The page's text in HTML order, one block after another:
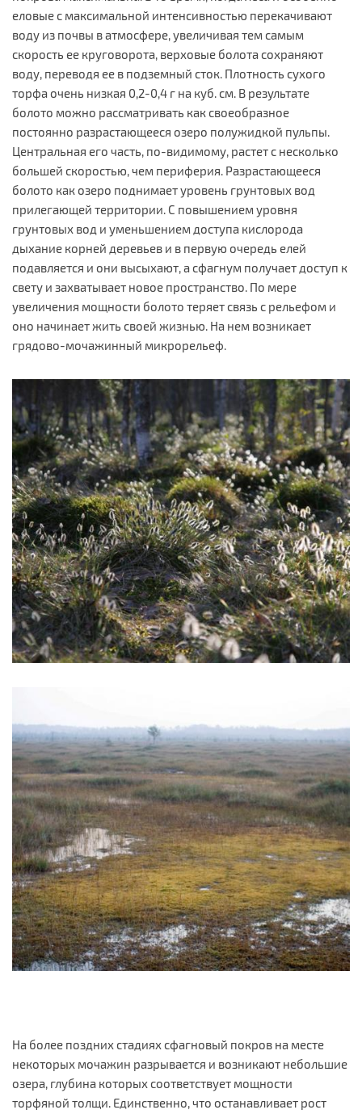
еловые с максимальной интенсивностью перекачивают
воду из почвы в атмосфере, увеличивая тем самым
скорость ее круговорота, верховые болота сохраняют
воду, переводя ее в подземный сток. Плотность сухого
торфа очень низкая 0,2-0,4 г на куб. см. В результате
болото можно рассматривать как своеобразное
постоянно разрастающееся озеро полужидкой пульпы.
Центральная его часть, по-видимому, растет с несколько
большей скоростью, чем периферия. Разрастающееся
болото как озеро поднимает уровень грунтовых вод
прилегающей территории. С повышением уровня
грунтовых вод и уменьшением доступа кислорода
дыхание корней деревьев и в первую очередь елей
подавляется и они высыхают, а сфагнум получает доступ к
свету и захватывает новое пространство. По мере
увеличения мощности болото теряет связь с рельефом и
оно начинает жить своей жизнью. На нем возникает
грядово-мочажинный микрорельеф.
На более поздних стадиях сфагновый покров на месте
некоторых мочажин разрывается и возникают небольшие
озера, глубина которых соответствует мощности
торфяной толщи. Единственно, что останавливает рост